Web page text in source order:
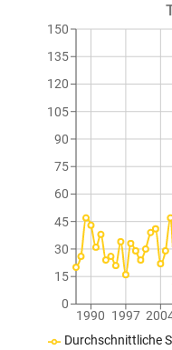
1990 1997
0
15
30
45
60
75
90
105
120
135
150
Durchschnittliche